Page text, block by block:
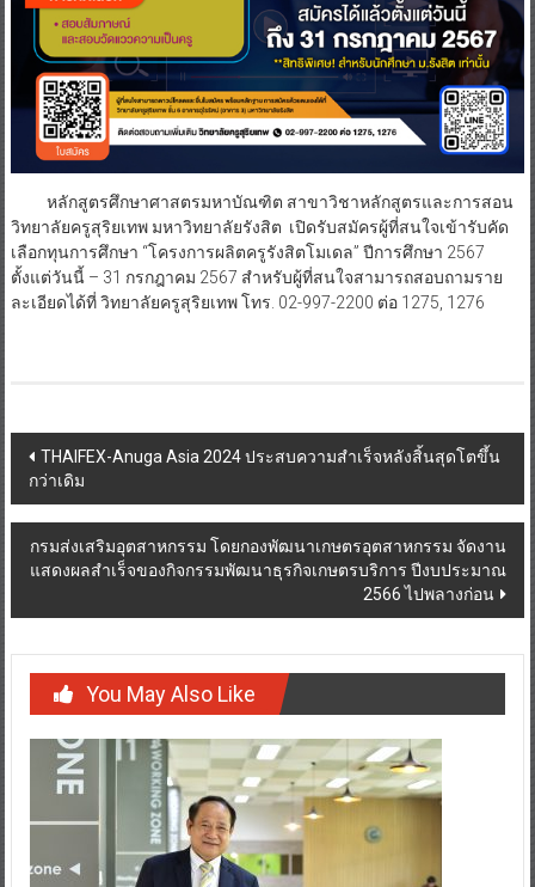
หลักสูตรศึกษาศาสตรมหาบัณฑิต สาขาวิชาหลักสูตรและการสอน
วิทยาลัยครูสุริยเทพ มหาวิทยาลัยรังสิต เปิดรับสมัครผู้ที่สนใจเข้ารับคัด
เลือกทุนการศึกษา “โครงการผลิตครูรังสิตโมเดล” ปีการศึกษา 2567
ตั้งแต่วันนี้ – 31 กรกฎาคม 2567 สำหรับผู้ที่สนใจสามารถสอบถามราย
ละเอียดได้ที่ วิทยาลัยครูสุริยเทพ โทร. 02-997-2200 ต่อ 1275, 1276
Post
navigation
THAIFEX-Anuga Asia 2024 ประสบความสำเร็จหลังสิ้นสุดโตขึ้น
กว่าเดิม
กรมส่งเสริมอุตสาหกรรม โดยกองพัฒนาเกษตรอุตสาหกรรม จัดงาน
แสดงผลสำเร็จของกิจกรรมพัฒนาธุรกิจเกษตรบริการ ปีงบประมาณ
2566 ไปพลางก่อน
You May Also Like